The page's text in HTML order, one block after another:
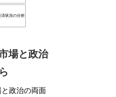
済状況の分析
場と政治